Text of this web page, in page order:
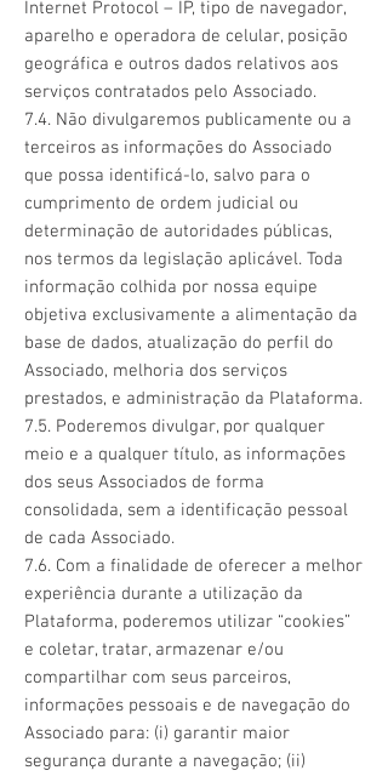
Internet Protocol – IP, tipo de navegador,
aparelho e operadora de celular, posição
geográfica e outros dados relativos aos
serviços contratados pelo Associado.
7.4. Não divulgaremos publicamente ou a
terceiros as informações do Associado
que possa identificá-lo, salvo para o
cumprimento de ordem judicial ou
determinação de autoridades públicas,
nos termos da legislação aplicável. Toda
informação colhida por nossa equipe
objetiva exclusivamente a alimentação da
base de dados, atualização do perfil do
Associado, melhoria dos serviços
prestados, e administração da Plataforma.
7.5. Poderemos divulgar, por qualquer
meio e a qualquer título, as informações
dos seus Associados de forma
consolidada, sem a identificação pessoal
de cada Associado.
7.6. Com a finalidade de oferecer a melhor
experiência durante a utilização da
Plataforma, poderemos utilizar “cookies”
e coletar, tratar, armazenar e/ou
compartilhar com seus parceiros,
informações pessoais e de navegação do
Associado para: (i) garantir maior
segurança durante a navegação; (ii)